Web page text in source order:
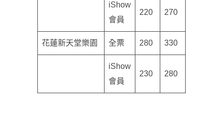
iShow
會員
220 270
花蓮新天堂樂園 全票 280 330
iShow
會員
230 280